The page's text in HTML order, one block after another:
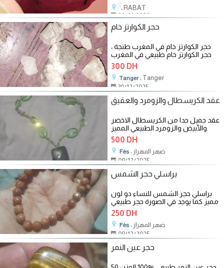
، RABAT
20/01/2026
حجر الكوارتز خام
حجر الكوارتز خام في المغرب طنجة ،
حجر الكوارتز خام طبيعي في المغرب
300 DH
Tanger ، Tanger
30/12/2025
عقد الكريسطال والزومرد والعقيق
عقد جميل جدا من الكريسطال الاخضر
والأبيض والزومرد الطبيعي المميز
بشوائب + قلادة العقيق الطبيعي
500 DH
Fès
، ضهر المهراز
09/12/2025
براسلي حجر الشمس
براسلي حجر الشمس للنساء دو لون
مميز كما يوجد في الصورة حجر طبيعي
250 DH
Fès
، ضهر المهراز
09/12/2025
حجر عين النمر